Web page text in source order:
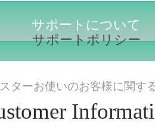
サポートについて
サポートポリシー
ターお使いのお客様に関す